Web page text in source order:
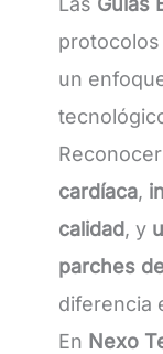
protocolos
un
cardíaca,
calidad, y
parches
diferencia
En Nexo